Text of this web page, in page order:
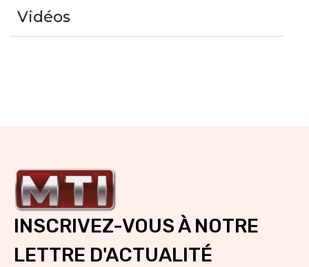
Vidéos
INSCRIVEZ-VOUS À NOTRE
LETTRE D'ACTUALITÉ